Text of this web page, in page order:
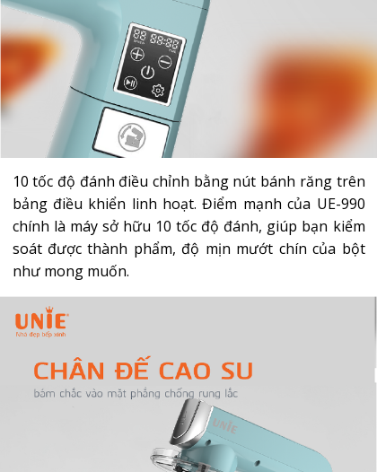
10 tốc độ đánh điều chỉnh bằng nút bánh răng trên
bảng điều khiển linh hoạt. Điểm mạnh của UE-990
chính là máy sở hữu 10 tốc độ đánh, giúp bạn kiểm
soát được thành phẩm, độ mịn mướt chín của bột
như mong muốn.